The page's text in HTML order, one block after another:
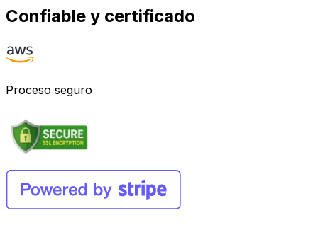
Confiable y certificado
Proceso seguro